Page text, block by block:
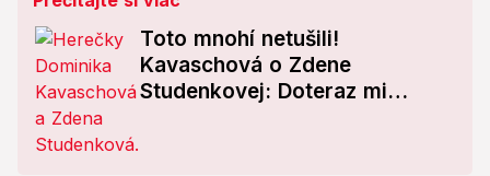
Toto mnohí netušili!
Kavaschová o Zdene
Studenkovej: Doteraz mi